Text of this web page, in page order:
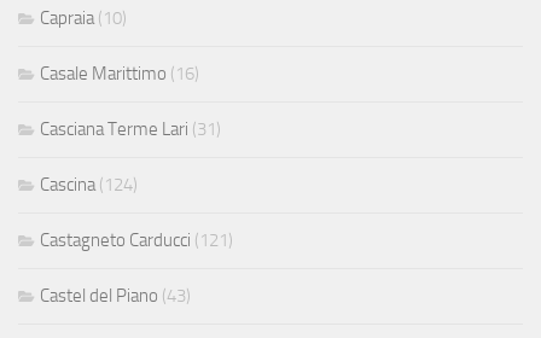
Capraia (10)
Casale Marittimo (16)
Casciana Terme Lari (31)
Cascina (124)
Castagneto Carducci (121)
Castel del Piano (43)